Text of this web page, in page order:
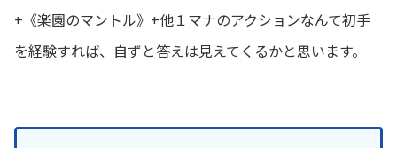
+《楽園のマントル》+他１マナのアクションなんて初手
を経験すれば、自ずと答えは見えてくるかと思います。